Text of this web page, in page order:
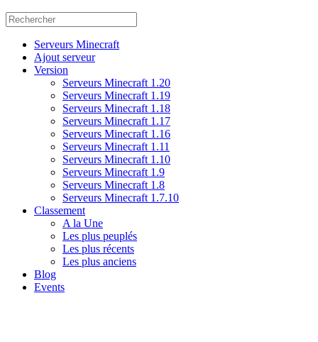
Serveurs Minecraft
Ajout serveur
Version
Serveurs Minecraft 1.20
Serveurs Minecraft 1.19
Serveurs Minecraft 1.18
Serveurs Minecraft 1.17
Serveurs Minecraft 1.16
Serveurs Minecraft 1.11
Serveurs Minecraft 1.10
Serveurs Minecraft 1.9
Serveurs Minecraft 1.8
Serveurs Minecraft 1.7.10
Classement
A la Une
Les plus peuplés
Les plus récents
Les plus anciens
Blog
Events